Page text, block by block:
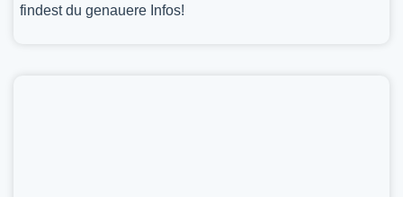
findest du genauere Infos!